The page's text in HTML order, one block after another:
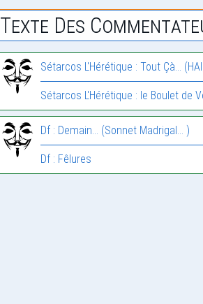
Texte Des
Sétarcos L'Hérétique : Tout Çà…
Sétarcos L'Hérétique : le Boulet de
Df : Demain… (Sonnet Madrigal… )
Df : Fêlures